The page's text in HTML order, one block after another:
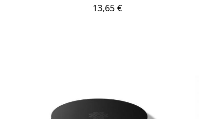
Prix
13,65 €